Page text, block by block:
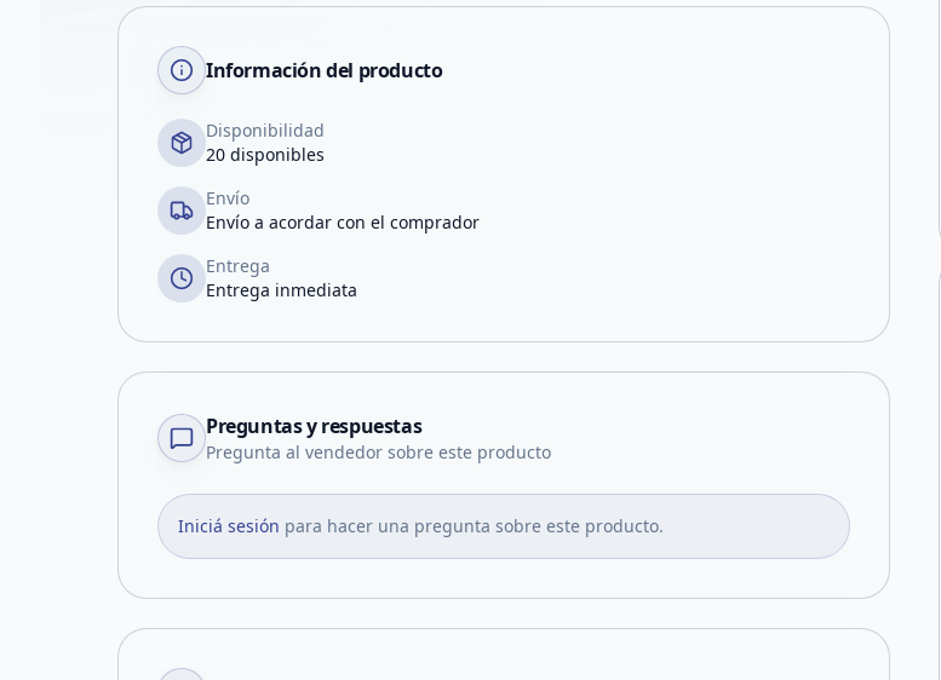
Información del producto
Disponibilidad
20 disponibles
Envío
Envío a acordar con el comprador
Entrega
Entrega inmediata
Preguntas y respuestas
Pregunta al vendedor sobre este producto
Iniciá sesión para hacer una pregunta sobre este producto.